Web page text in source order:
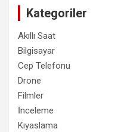
Kategoriler
Akıllı Saat
Bilgisayar
Cep Telefonu
Drone
Filmler
İnceleme
Kıyaslama